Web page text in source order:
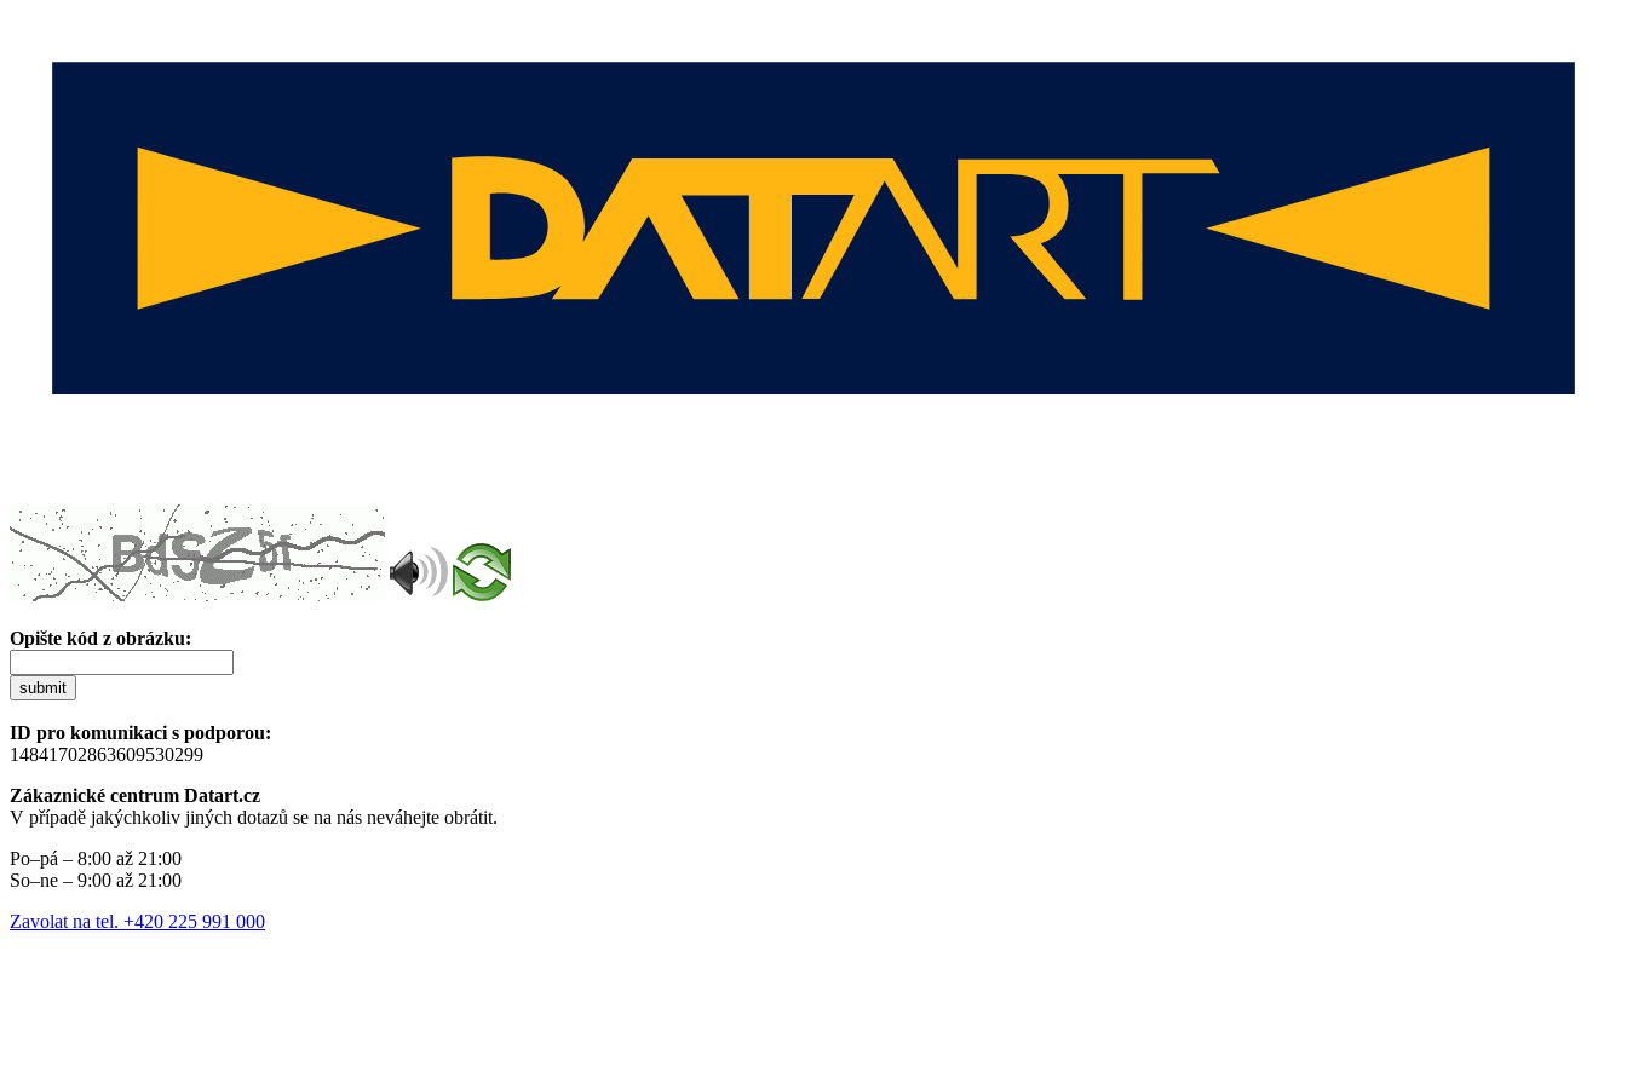
Opište kód z obrázku:
submit
ID pro komunikaci s podporou:
14841702863609530299
Zákaznické centrum Datart.cz
V případě jakýchkoliv jiných dotazů se na nás neváhejte obrátit.
Po–pá – 8:00 až 21:00
So–ne – 9:00 až 21:00
Zavolat na tel. +420 225 991 000